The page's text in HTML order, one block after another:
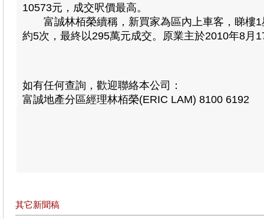
10573元，成交呎價最高。
富誠林栢榮續稱，新買家為區內上車客，睇樓1
約5次，最終以295萬元成交。原業主於2010年8月
如有任何查詢，歡迎聯絡本公司：
富誠地產分區經理林栢榮(ERIC LAM) 8100 6192
其它新聞稿